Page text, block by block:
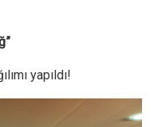
yapıldı!